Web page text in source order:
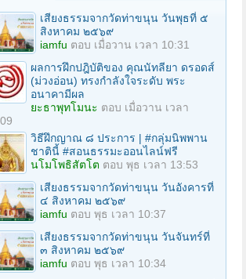
เสียงธรรมจากวัดท่าขนุน วันพุธที่ ๕
สิงหาคม ๒๕๖๙
iamfu ตอบ เมื่อวาน เวลา 10:31
ผลการฝึกปฎิบัติของ คุณนัทลียา ดรอดส์
(ม่วงอ่อน) ทรงกำลังใจระดับ พระ
อนาคามีผล
ยะธาพุทโมนะ ตอบ เมื่อวาน เวลา
วิธีฝึกญาณ ๘ ประการ | #กลุ่มนิพพาน
ชาตินี้ #สอนธรรมะออนไลน์ฟรี
นโมโพธิสัตโต ตอบ พุธ เวลา 13:53
เสียงธรรมจากวัดท่าขนุน วันอังคารที่
๔ สิงหาคม ๒๕๖๙
iamfu ตอบ พุธ เวลา 10:37
เสียงธรรมจากวัดท่าขนุน วันจันทร์ที่
๓ สิงหาคม ๒๕๖๙
iamfu ตอบ พุธ เวลา 10:34